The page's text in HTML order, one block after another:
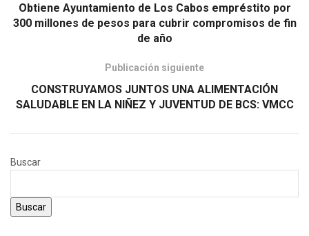
Obtiene Ayuntamiento de Los Cabos empréstito por
300 millones de pesos para cubrir compromisos de fin
de año
Publicación siguiente
CONSTRUYAMOS JUNTOS UNA ALIMENTACIÓN
SALUDABLE EN LA NIÑEZ Y JUVENTUD DE BCS: VMCC
Buscar
Buscar